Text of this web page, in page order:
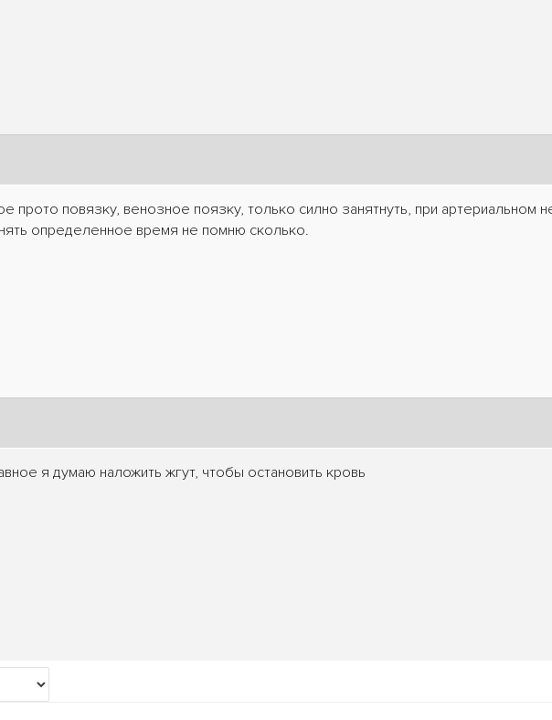
прото повязку, венозное поязку, только силно занятнуть, при артериальном
определенное время не помню сколько.
я думаю наложить жгут, чтобы остановить кровь